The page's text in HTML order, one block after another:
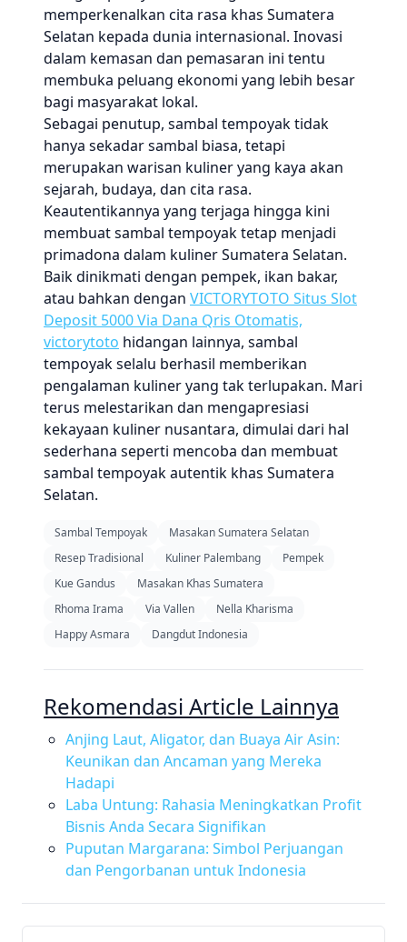
memperkenalkan cita rasa khas Sumatera
Selatan kepada dunia internasional. Inovasi
dalam kemasan dan pemasaran ini tentu
membuka peluang ekonomi yang lebih besar
bagi masyarakat lokal.
Sebagai penutup, sambal tempoyak tidak
hanya sekadar sambal biasa, tetapi
merupakan warisan kuliner yang kaya akan
sejarah, budaya, dan cita rasa.
Keautentikannya yang terjaga hingga kini
membuat sambal tempoyak tetap menjadi
primadona dalam kuliner Sumatera Selatan.
Baik dinikmati dengan pempek, ikan bakar,
atau bahkan dengan VICTORYTOTO Situs Slot
Deposit 5000 Via Dana Qris Otomatis,
victorytoto hidangan lainnya, sambal
tempoyak selalu berhasil memberikan
pengalaman kuliner yang tak terlupakan. Mari
terus melestarikan dan mengapresiasi
kekayaan kuliner nusantara, dimulai dari hal
sederhana seperti mencoba dan membuat
sambal tempoyak autentik khas Sumatera
Selatan.
Sambal Tempoyak
Masakan Sumatera Selatan
Resep Tradisional
Kuliner Palembang
Pempek
Kue Gandus
Masakan Khas Sumatera
Rhoma Irama
Via Vallen
Nella Kharisma
Happy Asmara
Dangdut Indonesia
Rekomendasi Article Lainnya
Anjing Laut, Aligator, dan Buaya Air Asin:
Keunikan dan Ancaman yang Mereka
Hadapi
Laba Untung: Rahasia Meningkatkan Profit
Bisnis Anda Secara Signifikan
Puputan Margarana: Simbol Perjuangan
dan Pengorbanan untuk Indonesia